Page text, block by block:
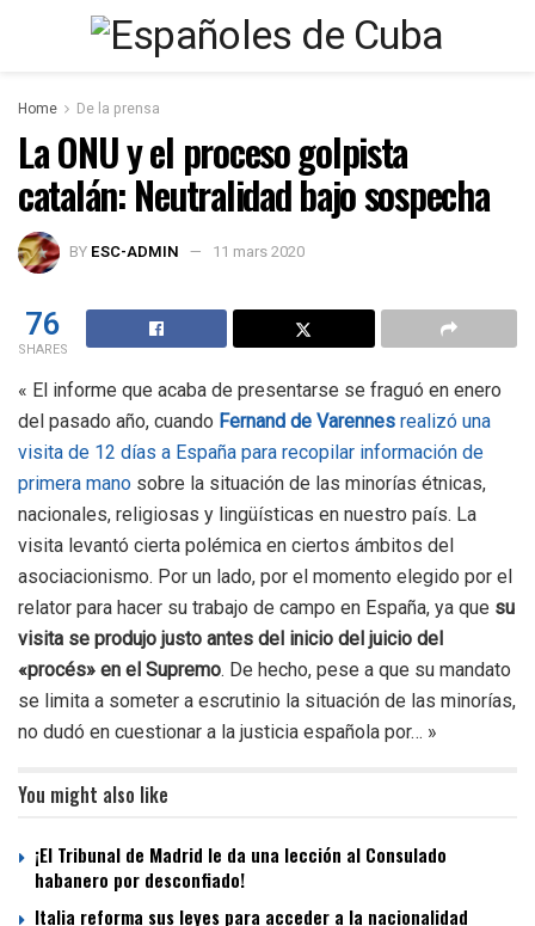
Home De la prensa
La ONU y el proceso golpista
catalán: Neutralidad bajo sospecha
BY ESC-ADMIN 11 mars 2020
76
SHARES
« El informe que acaba de presentarse se fraguó en enero
del pasado año, cuando Fernand de Varennes realizó una
visita de 12 días a España para recopilar información de
primera mano sobre la situación de las minorías étnicas,
nacionales, religiosas y lingüísticas en nuestro país. La
visita levantó cierta polémica en ciertos ámbitos del
asociacionismo. Por un lado, por el momento elegido por el
relator para hacer su trabajo de campo en España, ya que su
visita se produjo justo antes del inicio del juicio del
«procés» en el Supremo. De hecho, pese a que su mandato
se limita a someter a escrutinio la situación de las minorías,
no dudó en cuestionar a la justicia española por… »
You might also like
¡El Tribunal de Madrid le da una lección al Consulado
habanero por desconfiado!
Italia reforma sus leyes para acceder a la nacionalidad